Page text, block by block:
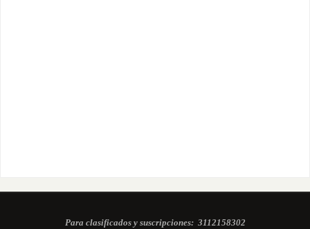
Para clasificados y suscripciones: 3112158302